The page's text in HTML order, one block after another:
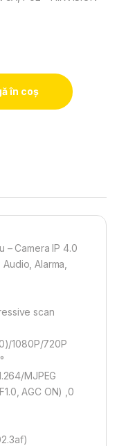
în coș
– Camera IP 4.0
Alarma,
scan
1080P/720P
MJPEG
AGC ON) ,0